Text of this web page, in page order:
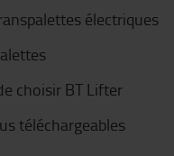
électriques
choisir BT Lifter
téléchargeables